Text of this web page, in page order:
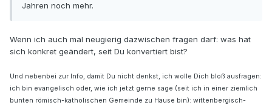
Jahren noch mehr.
Wenn ich auch mal neugierig dazwischen fragen darf: was hat
sich konkret geändert, seit Du konvertiert bist?
Und nebenbei zur Info, damit Du nicht denkst, ich wolle Dich bloß ausfragen:
ich bin evangelisch oder, wie ich jetzt gerne sage (seit ich in einer ziemlich
bunten römisch-katholischen Gemeinde zu Hause bin): wittenbergisch-